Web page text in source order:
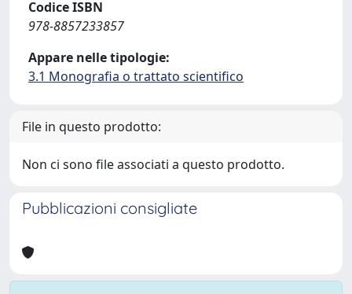
Codice ISBN
978-8857233857
Appare nelle tipologie:
3.1 Monografia o trattato scientifico
File in questo prodotto:
Non ci sono file associati a questo prodotto.
Pubblicazioni consigliate